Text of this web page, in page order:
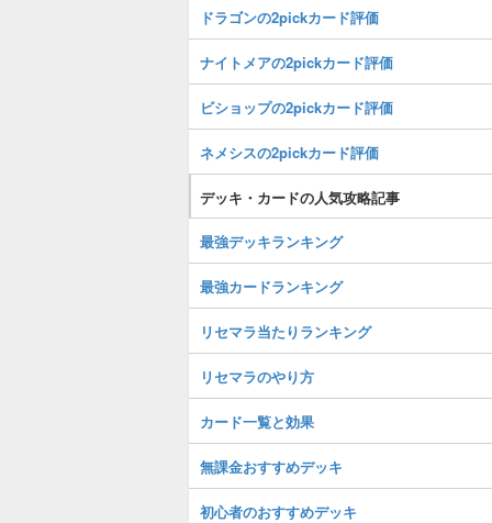
ドラゴンの2pickカード評価
ナイトメアの2pickカード評価
ビショップの2pickカード評価
ネメシスの2pickカード評価
デッキ・カードの人気攻略記事
最強デッキランキング
最強カードランキング
リセマラ当たりランキング
リセマラのやり方
カード一覧と効果
無課金おすすめデッキ
初心者のおすすめデッキ